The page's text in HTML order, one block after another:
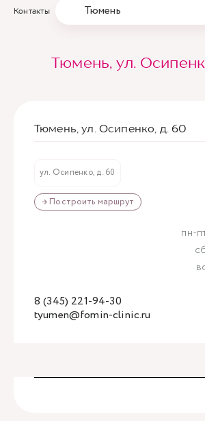
Контакты Тюмень
Тюмень, ул.
Тюмень, ул. Осипенко, д. 60
ул. Осипенко, д. 60
→ Построить маршрут
tyumen@fomin-clinic.ru
8 (345) 221-94-30
пн-